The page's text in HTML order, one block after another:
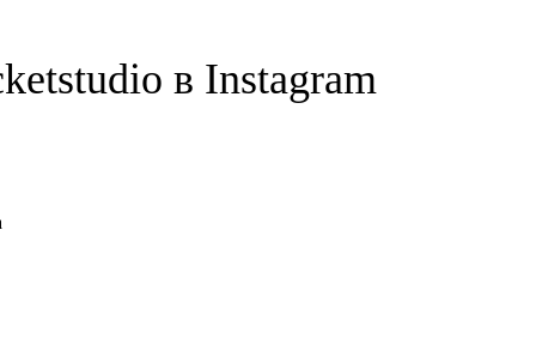
в Instagram